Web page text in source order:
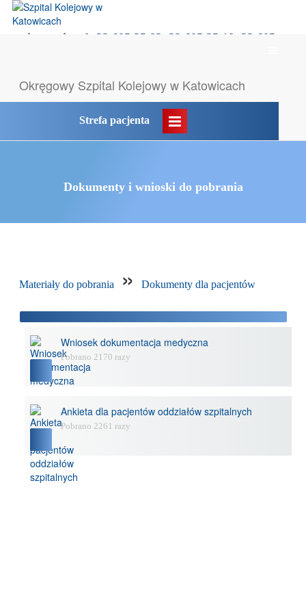
rejestracja tel: 32 605 35 83, 32 605 35 18, 32 605
Likwidacja POZ → komunikat
Okręgowy Szpital Kolejowy w Katowicach
Strefa pacjenta
Dokumenty i wnioski do pobrania
Materiały do pobrania »Dokumenty dla pacjentów
Wniosek dokumentacja medyczna
Pobrano 2170 razy
Ankieta dla pacjentów oddziałów szpitalnych
Pobrano 2261 razy